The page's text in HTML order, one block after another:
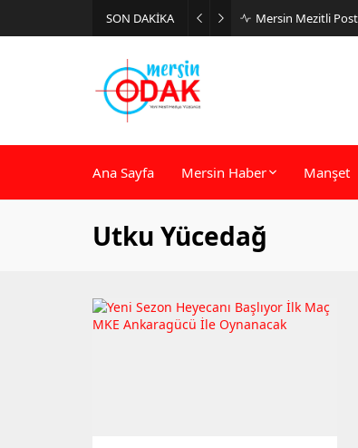
SON DAKİKA Mersin Mezitli
Ana Sayfa Mersin Haber Manşet
Utku Yücedağ